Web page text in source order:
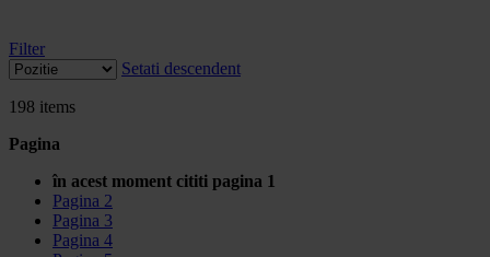
Filter
Setati descendent
198 items
Pagina
în acest moment cititi pagina 1
Pagina 2
Pagina 3
Pagina 4